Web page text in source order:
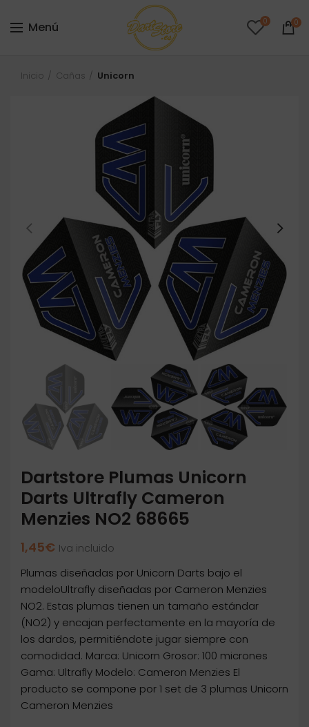
Menú 0 0
Inicio Cañas Unicorn
Dartstore Plumas Unicorn
Darts Ultrafly Cameron
Menzies NO2 68665
1,45€ Iva incluido
Plumas diseñadas por Unicorn Darts bajo el
modeloUltrafly diseñadas por Cameron Menzies
NO2. Estas plumas tienen un tamaño estándar
(NO2) y encajan perfectamente en la mayoría de
los dardos, permitiéndote jugar siempre con
comodidad. Marca: Unicorn Grosor: 100 micrones
Gama: Ultrafly Modelo: Cameron Menzies El
producto se compone por 1 set de 3 plumas Unicorn
Cameron Menzies